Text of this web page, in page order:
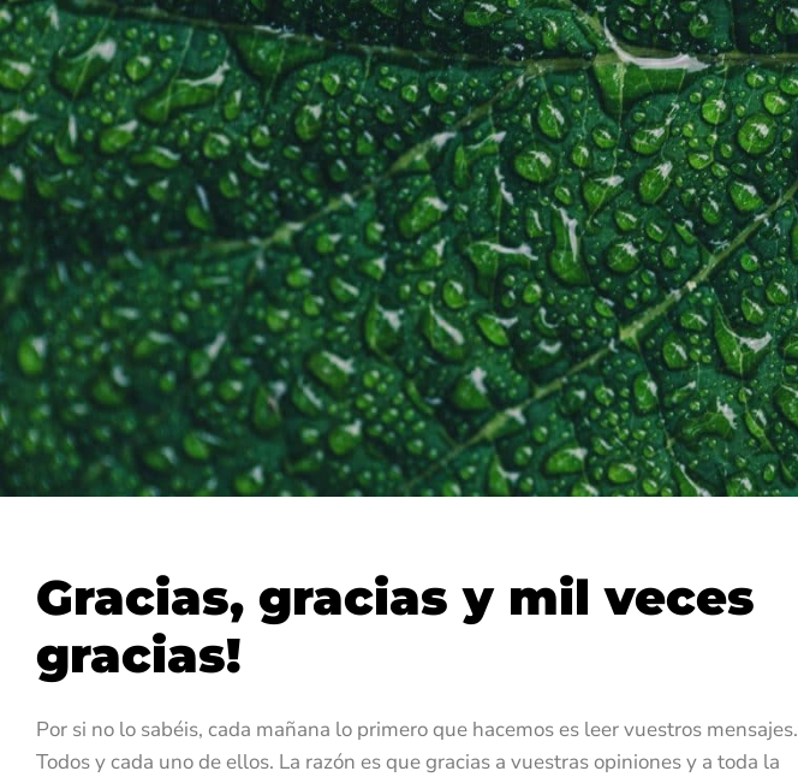
Gracias, gracias y mil veces
gracias!
Por si no lo sabéis, cada mañana lo primero que hacemos es leer vuestros mensajes.
Todos y cada uno de ellos. La razón es que gracias a vuestras opiniones y a toda la